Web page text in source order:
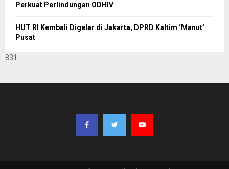
Perkuat Perlindungan ODHIV
HUT RI Kembali Digelar di Jakarta, DPRD Kaltim ‘Manut’
Pusat
831